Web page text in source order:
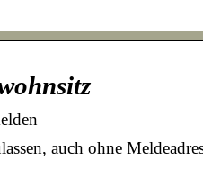
auch ohne